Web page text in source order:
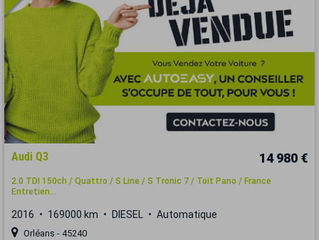
Audi Q3 14 980 €
2.0 TDI 150ch / Quattro / S Line / S Tronic 7 / Toit Pano / France
Entretien...
2016 169000 km DIESEL Automatique
Orléans - 45240